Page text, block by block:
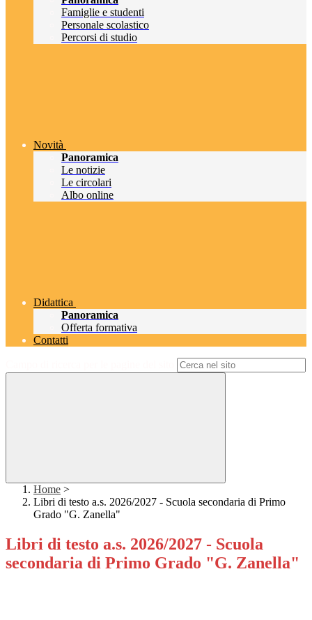
Famiglie e studenti
Personale scolastico
Percorsi di studio
Novità
Panoramica
Le notizie
Le circolari
Albo online
Didattica
Panoramica
Offerta formativa
Contatti
Home >
Libri di testo a.s. 2026/2027 - Scuola secondaria di Primo
Grado "G. Zanella"
Libri di testo a.s. 2026/2027 - Scuola
secondaria di Primo Grado "G. Zanella"